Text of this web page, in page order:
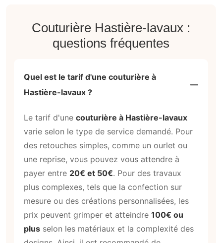
Couturière Hastière-lavaux :
questions fréquentes
Quel est le tarif d'une couturière à
Hastière-lavaux ?
Le tarif d'une couturière à Hastière-lavaux
varie selon le type de service demandé. Pour
des retouches simples, comme un ourlet ou
une reprise, vous pouvez vous attendre à
payer entre 20€ et 50€. Pour des travaux
plus complexes, tels que la confection sur
mesure ou des créations personnalisées, les
prix peuvent grimper et atteindre 100€ ou
plus selon les matériaux et la complexité des